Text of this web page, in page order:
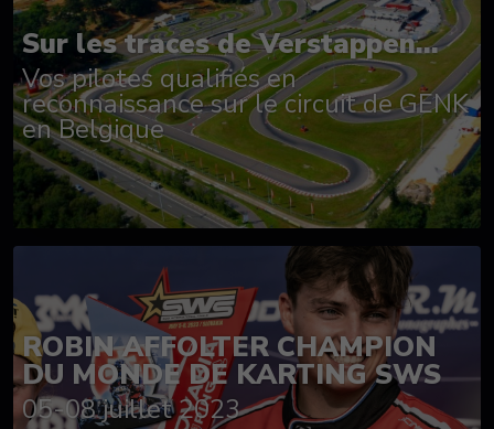
Sur les traces de Verstappen...
Vos pilotes qualifiés en
reconnaissance sur le circuit de GENK
en Belgique
ROBIN AFFOLTER CHAMPION
DU MONDE DE KARTING SWS
05-08 juillet 2023